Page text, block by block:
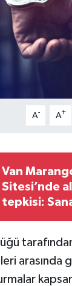
A- A+
Van
Sitesi’nde
tepkisi:
arasında